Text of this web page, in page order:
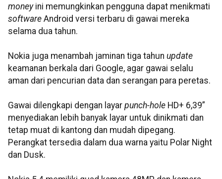
moneyini memungkinkan pengguna dapat menikmati
software Android versi terbaru di gawai mereka
selama dua tahun.
Nokia juga menambah jaminan tiga tahun update
keamanan berkala dari Google, agar gawai selalu
aman dari pencurian data dan serangan para peretas.
Gawai dilengkapi dengan layar punch-hole HD+ 6,39”
menyediakan lebih banyak layar untuk dinikmati dan
tetap muat di kantong dan mudah dipegang.
Perangkat tersedia dalam dua warna yaitu Polar Night
dan Dusk.